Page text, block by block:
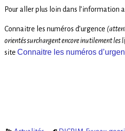
Pour aller plus loin dans l’information
Connaitre les numéros d’urgence
orientés surchargent encore inutilement les
site Connaitre les numéros